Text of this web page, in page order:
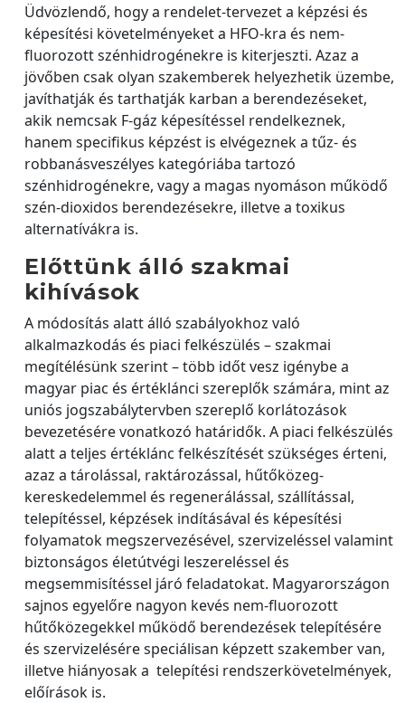
Üdvözlendő, hogy a rendelet-tervezet a képzési és
képesítési követelményeket a HFO-kra és nem-
fluorozott szénhidrogénekre is kiterjeszti. Azaz a
jövőben csak olyan szakemberek helyezhetik üzembe,
javíthatják és tarthatják karban a berendezéseket,
akik nemcsak F-gáz képesítéssel rendelkeznek,
hanem specifikus képzést is elvégeznek a tűz- és
robbanásveszélyes kategóriába tartozó
szénhidrogénekre, vagy a magas nyomáson működő
szén-dioxidos berendezésekre, illetve a toxikus
alternatívákra is.
Előttünk álló szakmai
kihívások
A módosítás alatt álló szabályokhoz való
alkalmazkodás és piaci felkészülés – szakmai
megítélésünk szerint – több időt vesz igénybe a
magyar piac és értéklánci szereplők számára, mint az
uniós jogszabálytervben szereplő korlátozások
bevezetésére vonatkozó határidők. A piaci felkészülés
alatt a teljes értéklánc felkészítését szükséges érteni,
azaz a tárolással, raktározással, hűtőközeg-
kereskedelemmel és regenerálással, szállítással,
telepítéssel, képzések indításával és képesítési
folyamatok megszervezésével, szervizeléssel valamint
biztonságos életútvégi leszereléssel és
megsemmisítéssel járó feladatokat. Magyarországon
sajnos egyelőre nagyon kevés nem-fluorozott
hűtőközegekkel működő berendezések telepítésére
és szervizelésére speciálisan képzett szakember van,
illetve hiányosak a telepítési rendszerkövetelmények,
előírások is.